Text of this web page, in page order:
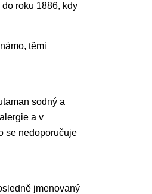
roku 1886, kdy
těmi
sodný a
a v
se nedoporučuje
jmenovaný